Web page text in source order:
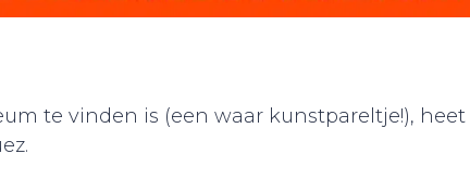
te vinden is (een waar kunstpareltje!), heet